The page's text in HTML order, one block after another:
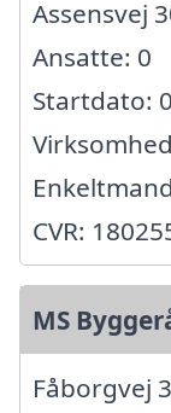
Assensvej
Ansatte: 0
Startdato:
CVR:
MS
Fåborgvej